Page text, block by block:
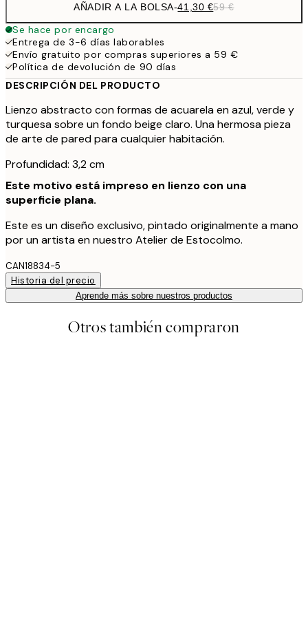
AÑADIR A LA BOLSA-41,30 €59 €
Se hace por encargo
Entrega de 3-6 días laborables
Envío gratuito por compras superiores a 59 €
Política de devolución de 90 días
DESCRIPCIÓN DEL PRODUCTO
Lienzo abstracto con formas de acuarela en azul, verde y
turquesa sobre un fondo beige claro. Una hermosa pieza
de arte de pared para cualquier habitación.
Profundidad: 3,2 cm
Este motivo está impreso en lienzo con una
superficie plana.
Este es un diseño exclusivo, pintado originalmente a mano
por un artista en nuestro Atelier de Estocolmo.
CAN18834-5
Historia del precio
Aprende más sobre nuestros productos
Otros también compraron